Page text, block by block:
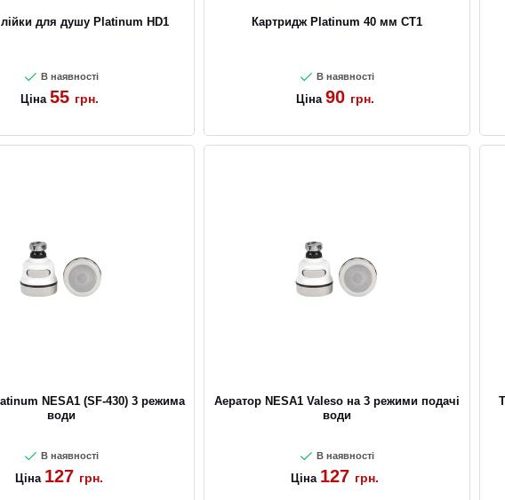
для душу Platinum HD1
В наявності
Ціна 55 грн.
Картридж Platinum 40 мм CT1
В наявності
Ціна 90 грн.
NESA1 (SF-430) 3 режима
води
В наявності
Ціна 127 грн.
Аератор NESA1 Valeso на 3 режими подачі
води
В наявності
Ціна 127 грн.